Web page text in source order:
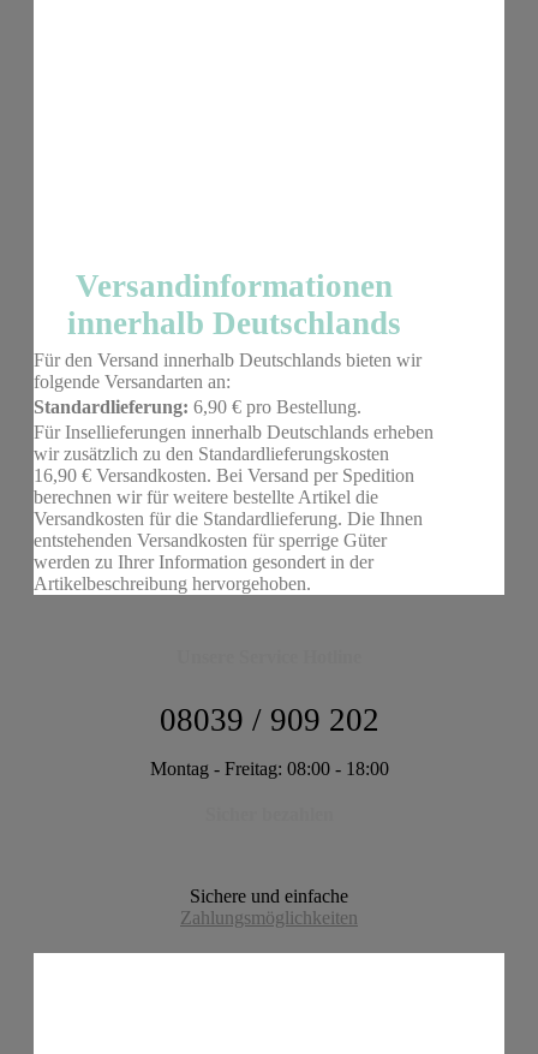
Versandinformationen
innerhalb Deutschlands
Für den Versand innerhalb Deutschlands bieten wir
folgende Versandarten an:
Standardlieferung: 6,90 € pro Bestellung.
Für Insellieferungen innerhalb Deutschlands erheben
wir zusätzlich zu den Standardlieferungskosten
16,90 € Versandkosten. Bei Versand per Spedition
berechnen wir für weitere bestellte Artikel die
Versandkosten für die Standardlieferung. Die Ihnen
entstehenden Versandkosten für sperrige Güter
werden zu Ihrer Information gesondert in der
Artikelbeschreibung hervorgehoben.
08039 / 909 202
Montag - Freitag: 08:00 - 18:00
Sichere und einfache
Zahlungsmöglichkeiten